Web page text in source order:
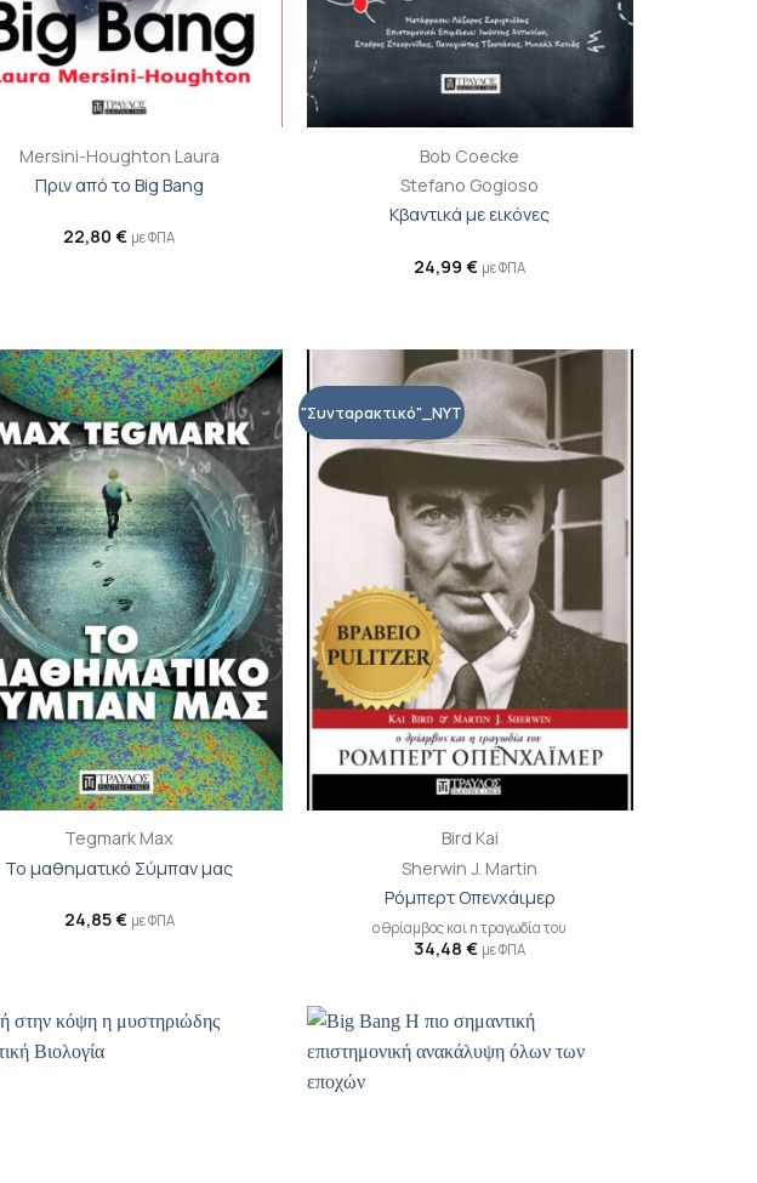
Mersini-Houghton Laura
Πριν από το Big Bang
22,80€ με ΦΠΑ
Bob Coecke
Stefano Gogioso
Κβαντικά με εικόνες
24,99€ με ΦΠΑ
Προσθήκη
βιβλίου
στη λίστα
επιθυμιών
Tegmark Max
Το μαθηματικό Σύμπαν μας
24,85€ με ΦΠΑ
"Συνταρακτικό"_NYT
βιβλίου
στη λίστα
επιθυμιών
Bird Kai
Sherwin J. Martin
Ρόμπερτ Οπενχάιμερ
ο θρίαμβος και η τραγωδία του
34,48€ με ΦΠΑ